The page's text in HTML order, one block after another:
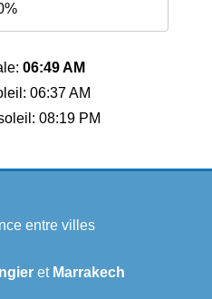
06:49 AM
06:37 AM
08:19 PM
entre villes
et Marrakech